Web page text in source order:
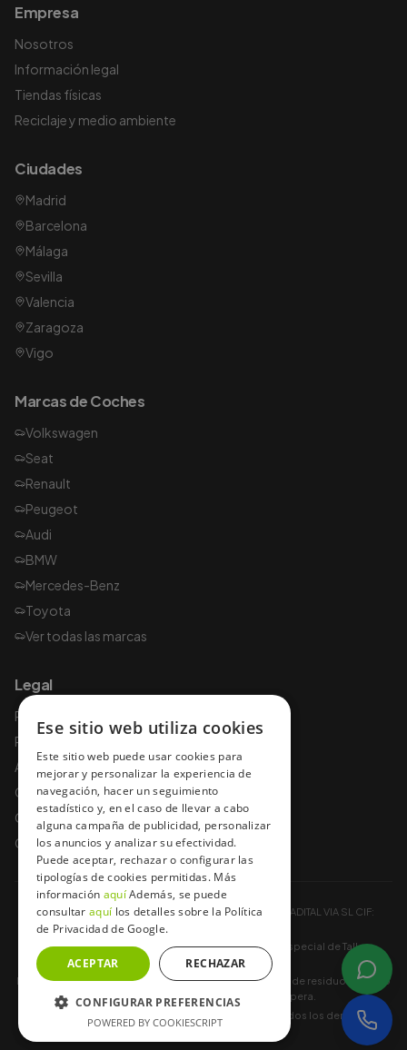
Empresa
Nosotros
Información legal
Tiendas físicas
Reciclaje y medio ambiente
Ciudades
Madrid
Barcelona
Málaga
Sevilla
Valencia
Zaragoza
Vigo
Marcas de Coches
Volkswagen
Seat
Renault
Peugeot
Audi
BMW
Mercedes-Benz
Toyota
Ver todas las marcas
Legal
Política de privacidad
Política de cookies
Aviso legal
Condiciones de uso
Condiciones y garantías
Condiciones de contratación
Baterías a Domicilio ® es una Marca Registrada por ADITAL VIA SL CIF:
Registro Industrial 13-A-452-00140441 Registro especial de Taller
CM/19108
Baterías a Domicilio® está registrada como productor de residuos (plomo
de baterías) en todas las CCAA donde opera.
bateriasadomicilio.es. Todos los derechos
reservados.
Ese sitio web utiliza cookies
Este sitio web puede usar cookies para
mejorar y personalizar la experiencia de
navegación, hacer un seguimiento
estadístico y, en el caso de llevar a cabo
alguna campaña de publicidad, personalizar
los anuncios y analizar su efectividad.
Puede aceptar, rechazar o configurar las
tipologías de cookies permitidas. Más
información aquíAdemás, se puede
consultar aquí los detalles sobre la Política
de Privacidad de Google.
ACEPTAR RECHAZAR
CONFIGURAR PREFERENCIAS
POWERED BY COOKIESCRIPT